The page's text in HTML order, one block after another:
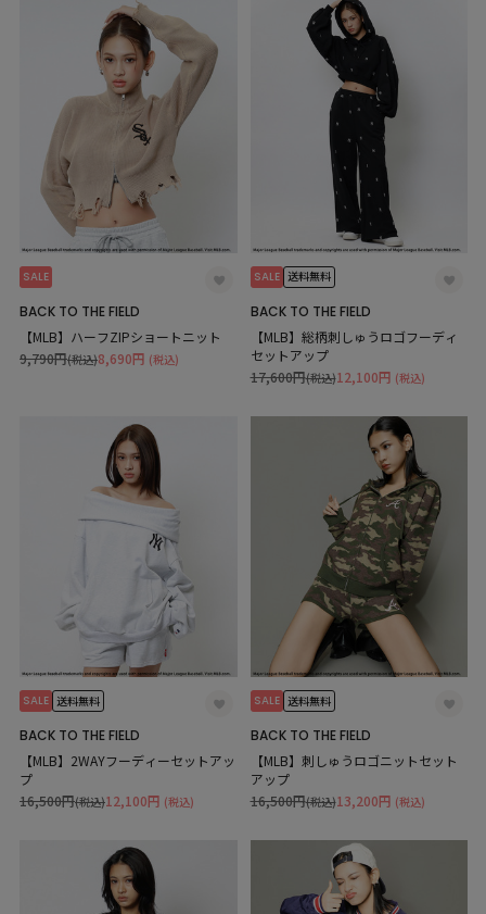
SALE
BACK TO THE FIELD
【MLB】ハーフZIPショートニット
8,690円 (税込)
9,790円(税込)
SALE 送料無料
BACK TO THE FIELD
【MLB】総柄刺しゅうロゴフーディ
セットアップ
12,100円 (税込)
17,600円(税込)
SALE 送料無料
BACK TO THE FIELD
【MLB】2WAYフーディーセットアッ
プ
12,100円 (税込)
16,500円(税込)
SALE 送料無料
BACK TO THE FIELD
【MLB】刺しゅうロゴニットセット
アップ
13,200円 (税込)
16,500円(税込)